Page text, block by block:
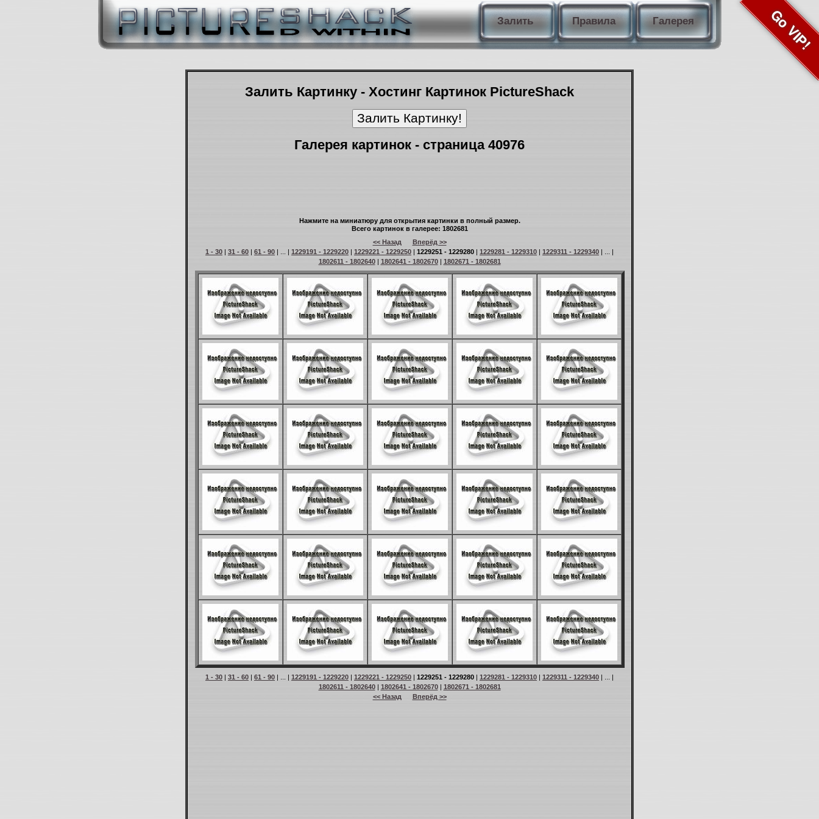
Залить Правила Галерея Go VIP!
Залить Картинку - Хостинг Картинок PictureShack
Галерея картинок - страница 40976
Нажмите на миниатюру для открытия картинки в полный размер.
Всего картинок в галерее: 1802681
<< Назад
Вперёд >>
1 - 30 | 31 - 60 | 61 - 90 | ... | 1229191 - 1229220 | 1229221 - 1229250 | 1229251 - 1229280 | 1229281 - 1229310 | 1229311 - 1229340 | ... |
1802611 - 1802640| 1802641 - 1802670| 1802671 - 1802681
1 - 30 | 31 - 60 | 61 - 90 | ... | 1229191 - 1229220 | 1229221 - 1229250 | 1229251 - 1229280 | 1229281 - 1229310 | 1229311 - 1229340 | ... |
1802611 - 1802640| 1802641 - 1802670| 1802671 - 1802681
<< Назад
Вперёд >>